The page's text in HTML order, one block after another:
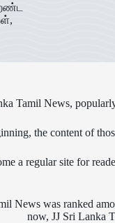
Tamil News,
the content of
a regular site for
News was ranked
now, JJ Sri Lanka